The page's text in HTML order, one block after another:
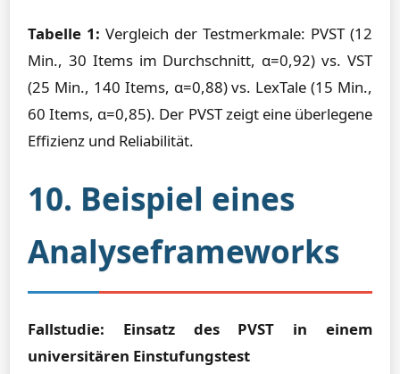
Tabelle 1: Vergleich der Testmerkmale: PVST (12
Min., 30 Items im Durchschnitt, α=0,92) vs. VST
(25 Min., 140 Items, α=0,88) vs. LexTale (15 Min.,
60 Items, α=0,85). Der PVST zeigt eine überlegene
Effizienz und Reliabilität.
10. Beispiel eines
Analyseframeworks
Fallstudie: Einsatz des PVST in einem
universitären Einstufungstest